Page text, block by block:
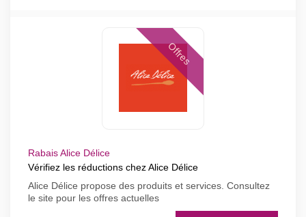
Offres
Rabais Alice Délice
Vérifiez les réductions chez Alice Délice
Alice Délice propose des produits et services. Consultez
le site pour les offres actuelles